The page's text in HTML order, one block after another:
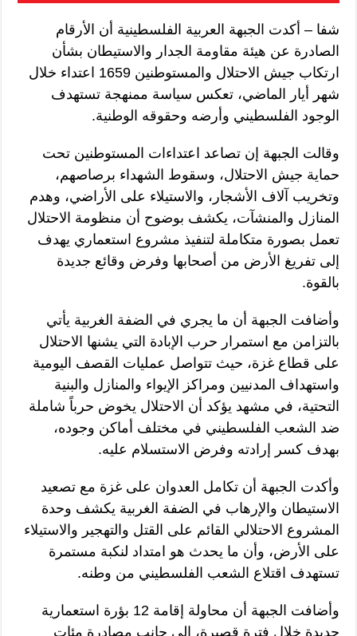
شفا – أكدت الجبهة العربية الفلسطينية أن الأرقام
الصادرة عن هيئة مقاومة الجدار والاستيطان بشأن
ارتكاب جيش الاحتلال والمستوطنين 1659 اعتداء خلال
شهر أيار الماضي، تعكس سياسة ممنهجة تستهدف
الوجود الفلسطيني وأرضه وحقوقه الوطنية.
وقالت الجبهة إن تصاعد اعتداءات المستوطنين تحت
حماية جيش الاحتلال، وسقوط الشهداء برصاصهم،
وتخريب آلاف الأشجار، والاستيلاء على الأراضي، وهدم
المنازل والمنشآت، يكشف بوضوح أن منظومة الاحتلال
تعمل بصورة متكاملة لتنفيذ مشروع استعماري يهدف
إلى تفريغ الأرض من أصحابها وفرض وقائع جديدة
بالقوة.
وأضافت الجبهة أن ما يجري في الضفة الغربية يأتي
بالتزامن مع استمرار حرب الإبادة التي يشنها الاحتلال
على قطاع غزة، حيث تتواصل عمليات القصف اليومية
واستهداف المدنيين ومراكز الإيواء والمنازل والبنية
التحتية، في مشهد يؤكد أن الاحتلال يخوض حرباً شاملة
ضد الشعب الفلسطيني في مختلف أماكن وجوده،
بهدف كسر إرادته وفرض الاستسلام عليه.
وأكدت الجبهة أن تكامل العدوان على غزة مع تصعيد
الاستيطان والإرهاب في الضفة الغربية يكشف وحدة
المشروع الاحتلالي القائم على القتل والتهجير والاستيلاء
على الأرض، وأن ما يحدث هو امتداد لنكبة مستمرة
تستهدف اقتلاع الشعب الفلسطيني من وطنه.
وأضافت الجبهة أن محاولة إقامة 12 بؤرة استعمارية
جديدة خلال فترة قصيرة، إلى جانب مصادرة مئات